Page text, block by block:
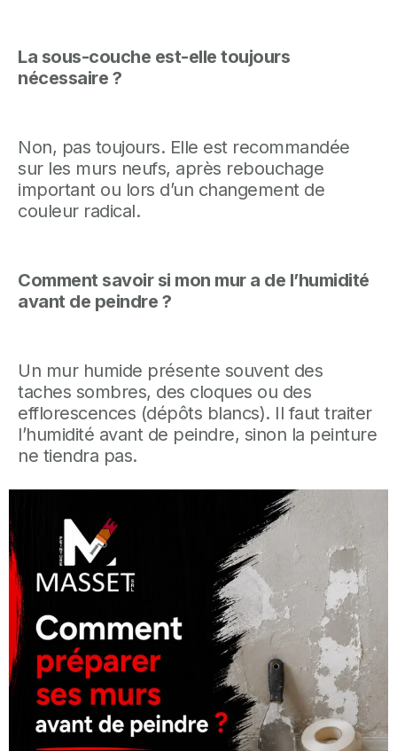
La sous-couche est-elle toujours
nécessaire ?
Non, pas toujours. Elle est recommandée
sur les murs neufs, après rebouchage
important ou lors d’un changement de
couleur radical.
Comment savoir si mon mur a de l’humidité
avant de peindre ?
Un mur humide présente souvent des
taches sombres, des cloques ou des
efflorescences (dépôts blancs). Il faut traiter
l’humidité avant de peindre, sinon la peinture
ne tiendra pas.